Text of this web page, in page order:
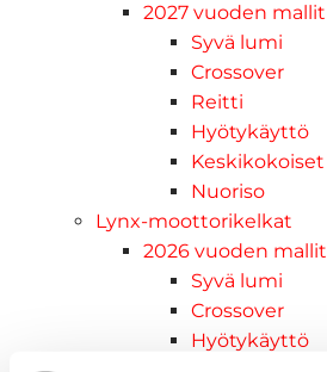
2027 vuoden mallit
Syvä lumi
Crossover
Reitti
Hyötykäyttö
Keskikokoiset
Nuoriso
Lynx-moottorikelkat
2026 vuoden mallit
Syvä lumi
Crossover
Hyötykäyttö